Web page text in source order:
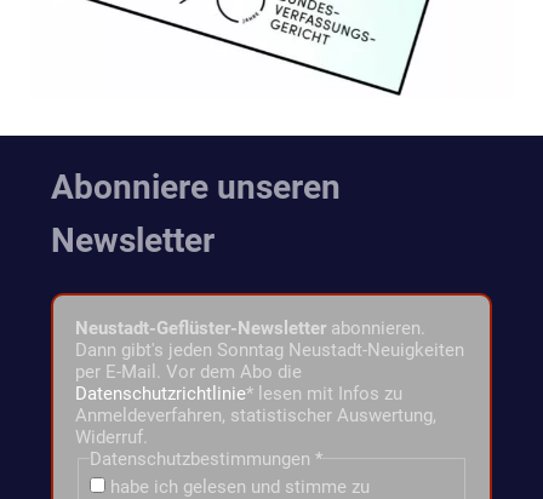
Abonniere unseren
Newsletter
Neustadt-Geflüster-Newsletter abonnieren.
Dann gibt's jeden Sonntag Neustadt-Neuigkeiten
per E-Mail. Vor dem Abo die
Datenschutzrichtlinie* lesen mit Infos zu
Anmeldeverfahren, statistischer Auswertung,
Widerruf.
Datenschutzbestimmungen *
habe ich gelesen und stimme zu